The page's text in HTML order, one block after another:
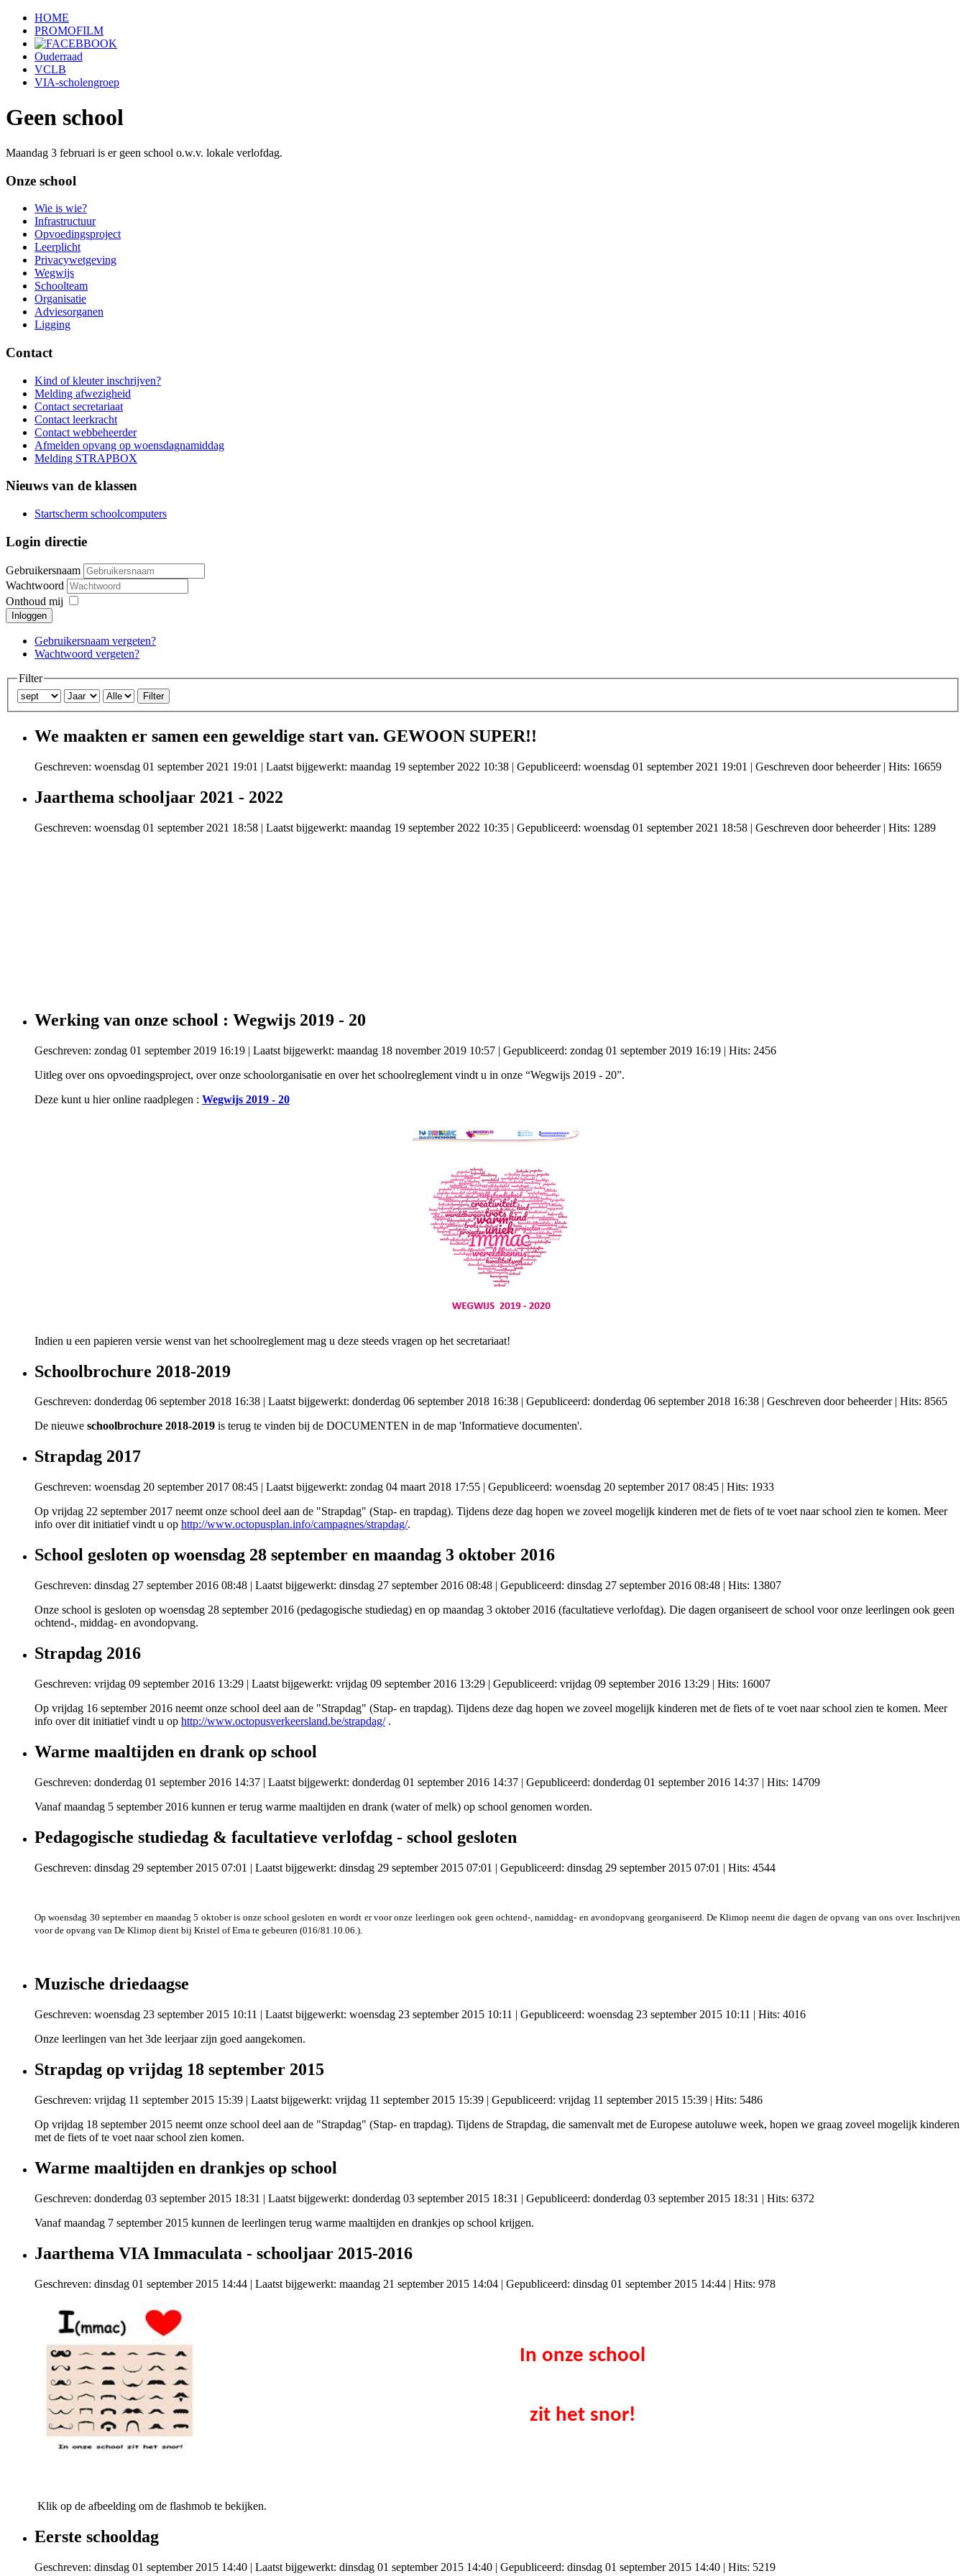
HOME
PROMOFILM
Ouderraad
VCLB
VIA-scholengroep
Geen school
Maandag 3 februari is er geen school o.w.v. lokale verlofdag.
Onze school
Wie is wie?
Infrastructuur
Opvoedingsproject
Leerplicht
Privacywetgeving
Wegwijs
Schoolteam
Organisatie
Adviesorganen
Ligging
Contact
Kind of kleuter inschrijven?
Melding afwezigheid
Contact secretariaat
Contact leerkracht
Contact webbeheerder
Afmelden opvang op woensdagnamiddag
Melding STRAPBOX
Nieuws van de klassen
Startscherm schoolcomputers
Login directie
Gebruikersnaam
Wachtwoord
Onthoud mij
Inloggen
Gebruikersnaam vergeten?
Wachtwoord vergeten?
Filter
Filter
We maakten er samen een geweldige start van. GEWOON SUPER!!
Geschreven: woensdag 01 september 2021 19:01 | Laatst bijgewerkt: maandag 19 september 2022 10:38 | Gepubliceerd: woensdag 01 september 2021 19:01 | Geschreven door beheerder| Hits: 16659
Jaarthema schooljaar 2021 - 2022
Geschreven: woensdag 01 september 2021 18:58 | Laatst bijgewerkt: maandag 19 september 2022 10:35 | Gepubliceerd: woensdag 01 september 2021 18:58 | Geschreven door beheerder| Hits: 1289
Werking van onze school : Wegwijs 2019 - 20
Geschreven: zondag 01 september 2019 16:19 | Laatst bijgewerkt: maandag 18 november 2019 10:57 | Gepubliceerd: zondag 01 september 2019 16:19 | Hits: 2456
Uitleg over ons opvoedingsproject, over onze schoolorganisatie en over het schoolreglement vindt u in onze “Wegwijs 2019 - 20”.
Deze kunt u hier online raadplegen : Wegwijs 2019 - 20
Indien u een papieren versie wenst van het schoolreglement mag u deze steeds vragen op het secretariaat!
Schoolbrochure 2018-2019
Geschreven: donderdag 06 september 2018 16:38 Laatst bijgewerkt: donderdag 06 september 2018 16:38 Gepubliceerd: donderdag 06 september 2018 16:38 Geschreven door beheerder| Hits: 8565
De nieuwe schoolbrochure 2018-2019 is terug te vinden bij de DOCUMENTEN in de map 'Informatieve documenten'.
Strapdag 2017
Geschreven: woensdag 20 september 2017 08:45 | Laatst bijgewerkt: zondag 04 maart 2018 17:55 | Gepubliceerd: woensdag 20 september 2017 08:45 | Hits: 1933
Op vrijdag 22 september 2017 neemt onze school deel aan de "Strapdag" (Stap- en trapdag). Tijdens deze dag hopen we zoveel mogelijk kinderen met de fiets of te voet naar school zien te komen. Meer
info over dit initiatief vindt u op http://www.octopusplan.info/campagnes/strapdag/.
School gesloten op woensdag 28 september en maandag 3 oktober 2016
Geschreven: dinsdag 27 september 2016 08:48 | Laatst bijgewerkt: dinsdag 27 september 2016 08:48 | Gepubliceerd: dinsdag 27 september 2016 08:48 | Hits: 13807
Onze school is gesloten op woensdag 28 september 2016 (pedagogische studiedag) en op maandag 3 oktober 2016 (facultatieve verlofdag). Die dagen organiseert de school voor onze leerlingen ook geen
ochtend-, middag- en avondopvang.
Strapdag 2016
Geschreven: vrijdag 09 september 2016 13:29 | Laatst bijgewerkt: vrijdag 09 september 2016 13:29 | Gepubliceerd: vrijdag 09 september 2016 13:29 | Hits: 16007
Op vrijdag 16 september 2016 neemt onze school deel aan de "Strapdag" (Stap- en trapdag). Tijdens deze dag hopen we zoveel mogelijk kinderen met de fiets of te voet naar school zien te komen. Meer
info over dit initiatief vindt u op http://www.octopusverkeersland.be/strapdag/.
Warme maaltijden en drank op school
Geschreven: donderdag 01 september 2016 14:37 | Laatst bijgewerkt: donderdag 01 september 2016 14:37 | Gepubliceerd: donderdag 01 september 2016 14:37 | Hits: 14709
Vanaf maandag 5 september 2016 kunnen er terug warme maaltijden en drank (water of melk) op school genomen worden.
Pedagogische studiedag & facultatieve verlofdag - school gesloten
Geschreven: dinsdag 29 september 2015 07:01 | Laatst bijgewerkt: dinsdag 29 september 2015 07:01 | Gepubliceerd: dinsdag 29 september 2015 07:01 | Hits: 4544
Op woensdag 30 september en maandag 5 oktober is onze school gesloten en wordt er voor onze leerlingen ook geen ochtend-, namiddag- en avondopvang georganiseerd. De Klimop neemt die dagen de opvang van ons over. Inschrijven
voor de opvang van De Klimop dient bij Kristel of Erna te gebeuren (016/81.10.06.).
Muzische driedaagse
Geschreven: woensdag 23 september 2015 10:11 | Laatst bijgewerkt: woensdag 23 september 2015 10:11 | Gepubliceerd: woensdag 23 september 2015 10:11 | Hits: 4016
Onze leerlingen van het 3de leerjaar zijn goed aangekomen.
Strapdag op vrijdag 18 september 2015
Geschreven: vrijdag 11 september 2015 15:39 | Laatst bijgewerkt: vrijdag 11 september 2015 15:39 | Gepubliceerd: vrijdag 11 september 2015 15:39 | Hits: 5486
Op vrijdag 18 september 2015 neemt onze school deel aan de "Strapdag" (Stap- en trapdag). Tijdens de Strapdag, die samenvalt met de Europese autoluwe week, hopen we graag zoveel mogelijk kinderen
met de fiets of te voet naar school zien komen.
Warme maaltijden en drankjes op school
Geschreven: donderdag 03 september 2015 18:31 | Laatst bijgewerkt: donderdag 03 september 2015 18:31 | Gepubliceerd: donderdag 03 september 2015 18:31 | Hits: 6372
Vanaf maandag 7 september 2015 kunnen de leerlingen terug warme maaltijden en drankjes op school krijgen.
Jaarthema VIA Immaculata - schooljaar 2015-2016
Geschreven: dinsdag 01 september 2015 14:44 | Laatst bijgewerkt: maandag 21 september 2015 14:04 | Gepubliceerd: dinsdag 01 september 2015 14:44 | Hits: 978
In onze school
zit het snor!
Klik op de afbeelding om de flashmob te bekijken.
Eerste schooldag
Geschreven: dinsdag 01 september 2015 14:40 | Laatst bijgewerkt: dinsdag 01 september 2015 14:40 | Gepubliceerd: dinsdag 01 september 2015 14:40 | Hits: 5219